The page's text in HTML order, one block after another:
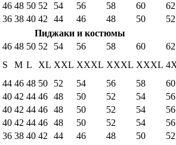
46 48 50 52 54 56 58 60
62
36 38 40 42 44 46 48 50
52
Пиджаки и костюмы
46 48 50 52 54 56 58 60
62
S M L XL XXL XXXL XXXL XXXL
44 46 48 50 52 54 56 58
60
40 42 44 46 48 50 52 54
56
40 42 44 46 48 50 52 54
56
40 42 44 46 48 50 52 54
56
36 38 40 42 44 46 48 50
52